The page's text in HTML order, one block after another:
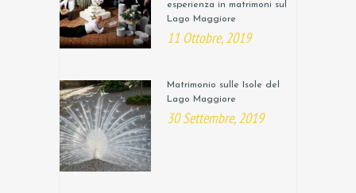
esperienza in matrimoni sul
Lago Maggiore
11 Ottobre, 2019
Matrimonio sulle Isole del
Lago Maggiore
30 Settembre, 2019